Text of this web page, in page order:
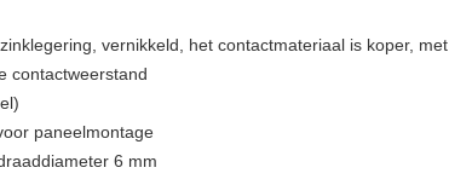
vernikkeld, het contactmateriaal is koper, met
contactweerstand
paneelmontage
6 mm